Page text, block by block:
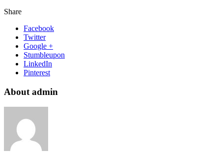
Share
Facebook
Twitter
Google +
Stumbleupon
LinkedIn
Pinterest
About admin